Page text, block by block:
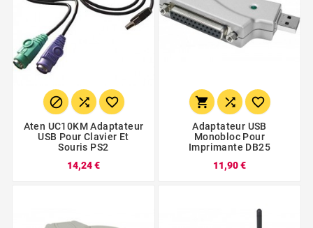
  
Aten UC10KM Adaptateur
USB Pour Clavier Et
Souris PS2
14,24 €
  
Adaptateur USB
Monobloc Pour
Imprimante DB25
11,90 €